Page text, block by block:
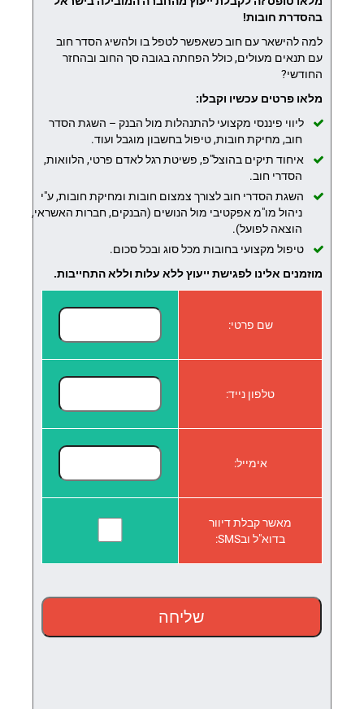
בהסדרת חובות!
למה להישאר עם חוב כשאפשר לטפל בו ולהשיג הסדר חוב
עם תנאים מעולים, כולל הפחתה בגובה סך החוב ובהחזר
החודשי?
מלאו פרטים עכשיו וקבלו:
ליווי פיננסי מקצועי להתנהלות מול הבנק – השגת הסדר
חוב, מחיקת חובות, טיפול בחשבון מוגבל ועוד.
איחוד תיקים בהוצל"פ, פשיטת רגל לאדם פרטי, הלוואות,
הסדרי חוב.
השגת הסדרי חוב לצורך צמצום חובות ומחיקת חובות, ע"י
ניהול מו"מ אפקטיבי מול הנושים (הבנקים, חברות האשראי,
הוצאה לפועל).
טיפול מקצועי בחובות מכל סוג ובכל סכום.
מוזמנים אלינו לפגישת ייעוץ ללא עלות וללא התחייבות.
שם פרטי:
טלפון נייד:
אימייל:
מאשר קבלת דיוור
בדוא"ל ובSMS: